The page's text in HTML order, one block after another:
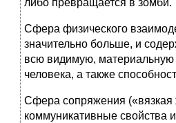
либо превращается в зомби.
Сфера физического
значительно больше, и
всю видимую, материальную
человека, а также
Сфера сопряжения («вязкая
коммуникативные свойства